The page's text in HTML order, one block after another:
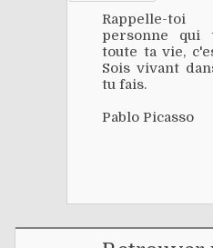
Rappelle-
personne qui
toute ta vie,
Sois vivant
tu fais.
Pablo Picasso